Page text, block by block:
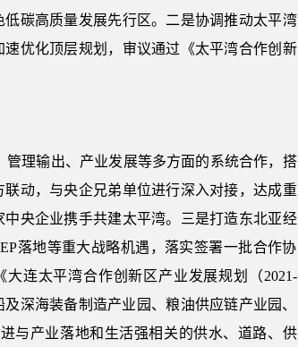
碳高质量发展先行区。二是协调推动太平湾
优化顶层规划，审议通过《太平湾合作创新
理输出、产业发展等多方面的系统合作，搭
动，与央企兄弟单位进行深入对接，达成重
央企业携手共建太平湾。三是打造东北亚经
落地等重大战略机遇，落实签署一批合作协
连太平湾合作创新区产业发展规划（2021-
深海装备制造产业园、粮油供应链产业园、
与产业落地和生活强相关的供水、道路、供